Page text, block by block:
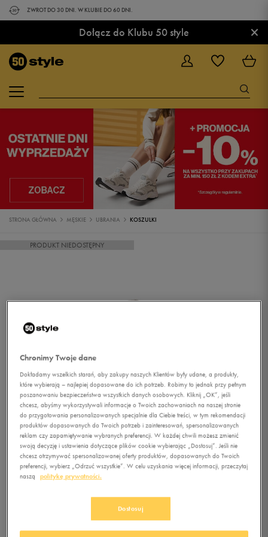
ZWROT DO 30 DNI. W KLUBIE DO 60 DNI.
Dołącz do Klubu 50 style ×
STRONA GŁÓWNA MĘSKIE UBRANIA KOSZULKI
PRODUKT NIEDOSTĘPNY
Chronimy Twoje dane
Dokładamy wszelkich starań, aby zakupy naszych Klientów były udane, a produkty,
które wybierają – najlepiej dopasowane do ich potrzeb. Robimy to jednak przy pełnym
poszanowaniu bezpieczeństwa wszystkich danych osobowych. Kliknij „OK”, jeśli
chcesz, abyśmy wykorzystywali informacje o Twoich zachowaniach na naszej stronie
do przygotowania personalizowanych specjalnie dla Ciebie treści, w tym rekomendacji
produktów dopasowanych do Twoich potrzeb i zainteresowań, spersonalizowanych
reklam czy zapamiętywanie wybranych preferencji. W każdej chwili możesz zmienić
swoją decyzję i ustawienia dotyczące plików cookie wybierając „Dostosuj”. Jeśli nie
chcesz otrzymywać spersonalizowanej oferty produktów, dopasowanych do Twoich
preferencji, wybierz „Odrzuć wszystkie”. W celu uzyskania więcej informacji, przeczytaj
naszą
politykę prywatności.
Dostosuj